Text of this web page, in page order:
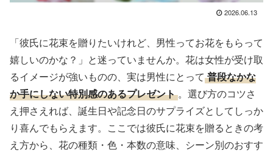
2026.06.13
「彼氏に花束を贈りたいけれど、男性ってお花をもらって
嬉しいのかな？」と迷っていませんか。花は女性が受け取
るイメージが強いものの、実は男性にとって 普段なかな
か手にしない特別感のあるプレゼント 。選び方のコツさ
え押さえれば、誕生日や記念日のサプライズとしてしっか
り喜んでもらえます。ここでは彼氏に花束を贈るときの考
え方から、花の種類・色・本数の意味、シーン別のおすす